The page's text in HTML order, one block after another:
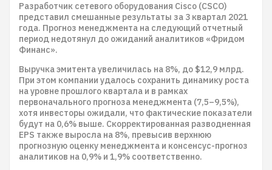
Разработчик сетевого оборудования Cisco (CSCO)
представил смешанные результаты за 3 квартал 2021
года. Прогноз менеджмента на следующий отчетный
период недотянул до ожиданий аналитиков «Фридом
Финанс».
Выручка эмитента увеличилась на 8%, до $12,9 млрд.
При этом компании удалось сохранить динамику роста
на уровне прошлого квартала и в рамках
первоначального прогноза менеджмента (7,5–9,5%),
хотя инвесторы ожидали, что фактические показатели
будут на 0,6% выше. Скорректированная разводненная
EPS также выросла на 8%, превысив верхнюю
прогнозную оценку менеджмента и консенсус-прогноз
аналитиков на 0,9% и 1,9% соответственно.